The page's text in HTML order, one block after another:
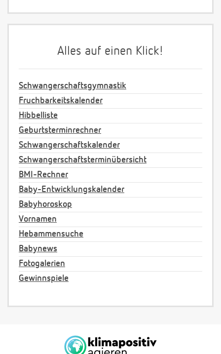
Alles auf einen Klick!
Schwangerschaftsgymnastik
Fruchbarkeitskalender
Hibbelliste
Geburtsterminrechner
Schwangerschaftskalender
Schwangerschaftsterminübersicht
BMI-Rechner
Baby-Entwicklungskalender
Babyhoroskop
Vornamen
Hebammensuche
Babynews
Fotogalerien
Gewinnspiele